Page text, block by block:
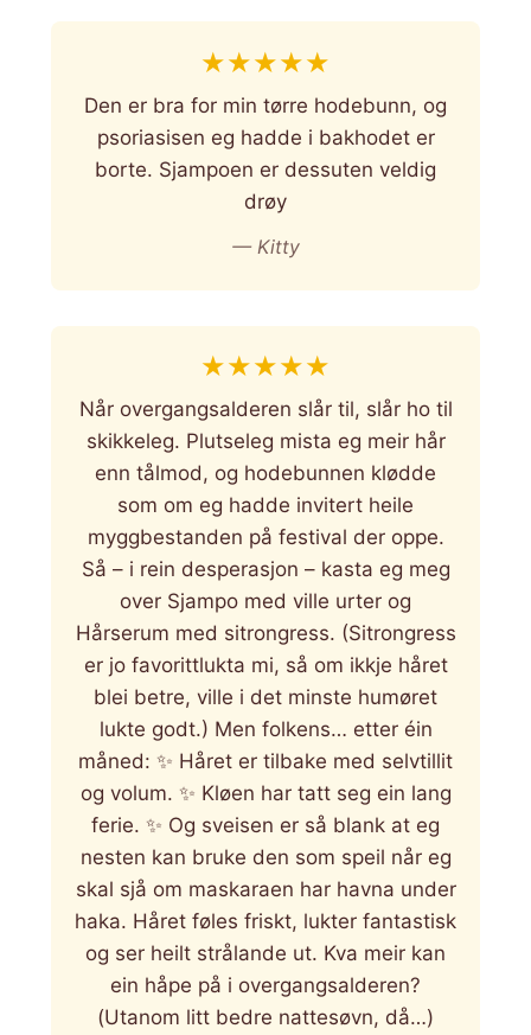
★★★★★
Den er bra for min tørre hodebunn, og
psoriasisen eg hadde i bakhodet er
borte. Sjampoen er dessuten veldig
drøy
— Kitty
★★★★★
Når overgangsalderen slår til, slår ho til
skikkeleg. Plutseleg mista eg meir hår
enn tålmod, og hodebunnen klødde
som om eg hadde invitert heile
myggbestanden på festival der oppe.
Så – i rein desperasjon – kasta eg meg
over Sjampo med ville urter og
Hårserum med sitrongress. (Sitrongress
er jo favorittlukta mi, så om ikkje håret
blei betre, ville i det minste humøret
lukte godt.) Men folkens… etter éin
måned: ✨ Håret er tilbake med selvtillit
og volum. ✨ Kløen har tatt seg ein lang
ferie. ✨ Og sveisen er så blank at eg
nesten kan bruke den som speil når eg
skal sjå om maskaraen har havna under
haka. Håret føles friskt, lukter fantastisk
og ser heilt strålande ut. Kva meir kan
ein håpe på i overgangsalderen?
(Utanom litt bedre nattesøvn, då…)